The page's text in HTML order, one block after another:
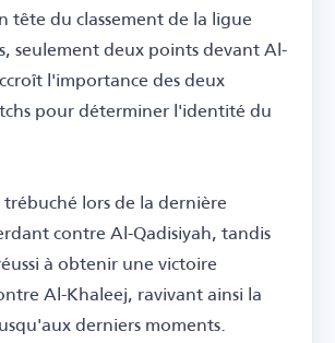
tête du classement de la ligue
seulement deux points devant Al-
l'importance des deux
pour déterminer l'identité du
lors de la dernière
contre Al-Qadisiyah, tandis
à obtenir une victoire
Al-Khaleej, ravivant ainsi la
derniers moments.